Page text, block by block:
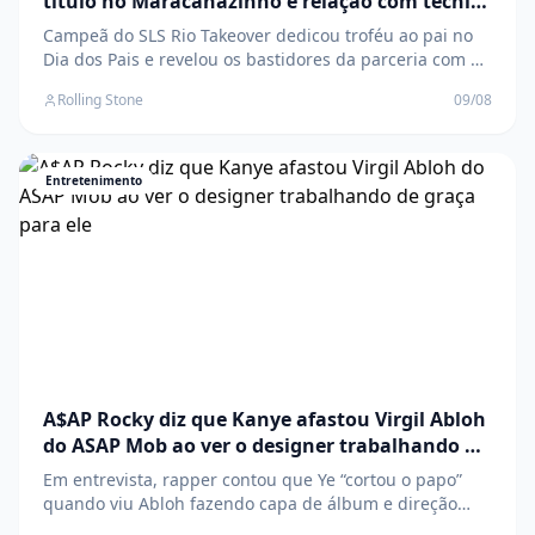
Felipe Gustavo: ‘A gente deu um show’
Campeã do SLS Rio Takeover dedicou troféu ao pai no
Dia dos Pais e revelou os bastidores da parceria com o
competição O post Rayssa Leal fala à Rolling Stone
técnico Felipe Gustavo: ‘A gente deu u
Rolling Stone 09/08
Entretenimento
A$AP Rocky diz que Kanye afastou Virgil Abloh
do ASAP Mob ao ver o designer trabalhando de
graça para ele
Em entrevista, rapper contou que Ye “cortou o papo”
quando viu Abloh fazendo capa de álbum e direção